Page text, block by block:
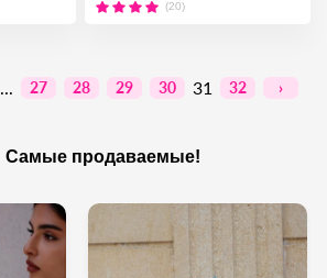
(20)
... 27 28 29 30 31 32 ›
Самые продаваемые!